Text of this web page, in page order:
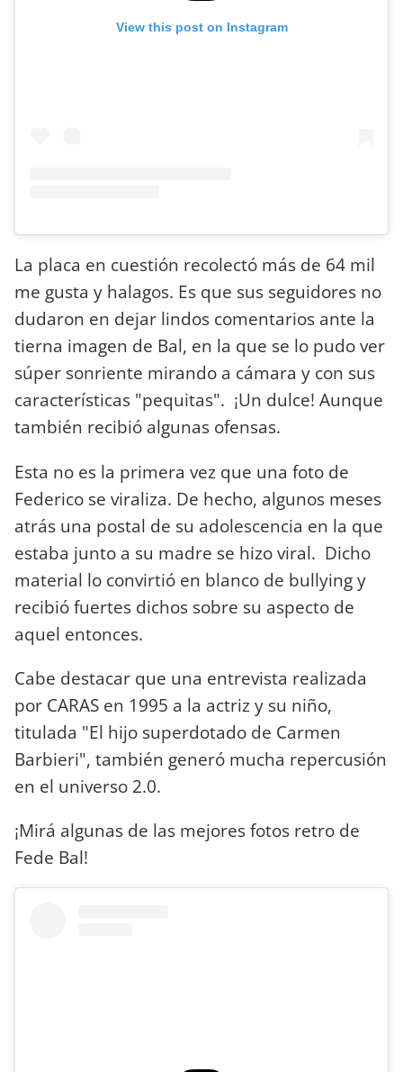
View this post on Instagram
La placa en cuestión recolectó más de 64 mil
me gusta y halagos. Es que sus seguidores no
dudaron en dejar lindos comentarios ante la
tierna imagen de Bal, en la que se lo pudo ver
súper sonriente mirando a cámara y con sus
características "pequitas". ¡Un dulce! Aunque
también recibió algunas ofensas.
Esta no es la primera vez que una foto de
Federico se viraliza. De hecho, algunos meses
atrás una postal de su adolescencia en la que
estaba junto a su madre se hizo viral. Dicho
material lo convirtió en blanco de bullying y
recibió fuertes dichos sobre su aspecto de
aquel entonces.
Cabe destacar que una entrevista realizada
por CARAS en 1995 a la actriz y su niño,
titulada "El hijo superdotado de Carmen
Barbieri", también generó mucha repercusión
en el universo 2.0.
¡Mirá algunas de las mejores fotos retro de
Fede Bal!